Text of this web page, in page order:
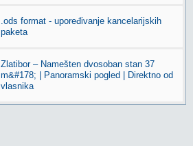
.ods format - upoređivanje kancelarijskih
paketa
Zlatibor – Namešten dvosoban stan 37
m&#178; | Panoramski pogled | Direktno od
vlasnika